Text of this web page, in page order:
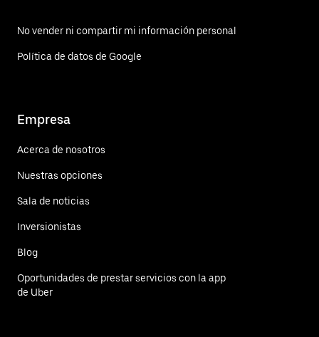
No vender ni compartir mi información personal
Política de datos de Google
Empresa
Acerca de nosotros
Nuestras opciones
Sala de noticias
Inversionistas
Blog
Oportunidades de prestar servicios con la app
de Uber